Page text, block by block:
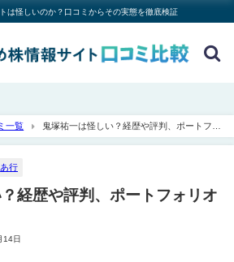
は怪しいのか？口コミからその実態を徹底検証
一覧
鬼塚祐一は怪しい？経歴や評判、ポートフォ
あ行
経歴や評判、ポートフォリオ
14日